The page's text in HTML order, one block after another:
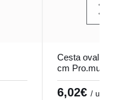
Cesta oval
cm Pro.mundi
6,02€ / unidad